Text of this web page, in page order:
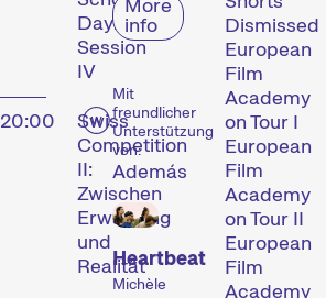
Day:
Session
IV
20:00
Swiss
Competition
II:
Zwischen
Erwartung
und
Realität
info
Mit
freundlicher
Unterstützung
von:
Además
Heartbeat
Michèle
Dismissed
European
Film
Academy
on Tour I
European
Film
Academy
on Tour II
European
Film
Academy
Le festival